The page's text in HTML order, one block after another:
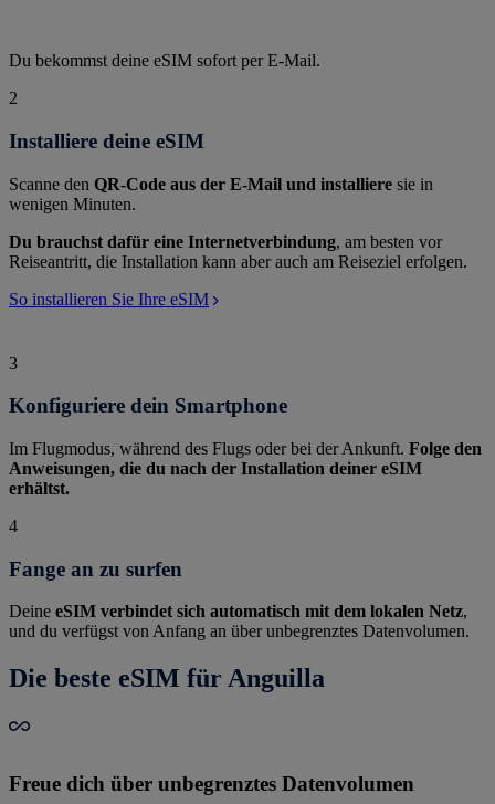
Du bekommst deine eSIM sofort per E-Mail.
2
Installiere deine eSIM
Scanne den QR-Code aus der E-Mail und installiere sie in
wenigen Minuten.
Du brauchst dafür eine Internetverbindung, am besten vor
Reiseantritt, die Installation kann aber auch am Reiseziel erfolgen.
So installieren Sie Ihre eSIM
3
Konfiguriere dein Smartphone
Im Flugmodus, während des Flugs oder bei der Ankunft. Folge den
Anweisungen, die du nach der Installation deiner eSIM
erhältst.
4
Fange an zu surfen
Deine eSIM verbindet sich automatisch mit dem lokalen Netz,
und du verfügst von Anfang an über unbegrenztes Datenvolumen.
Die beste eSIM für Anguilla
Freue dich über unbegrenztes Datenvolumen